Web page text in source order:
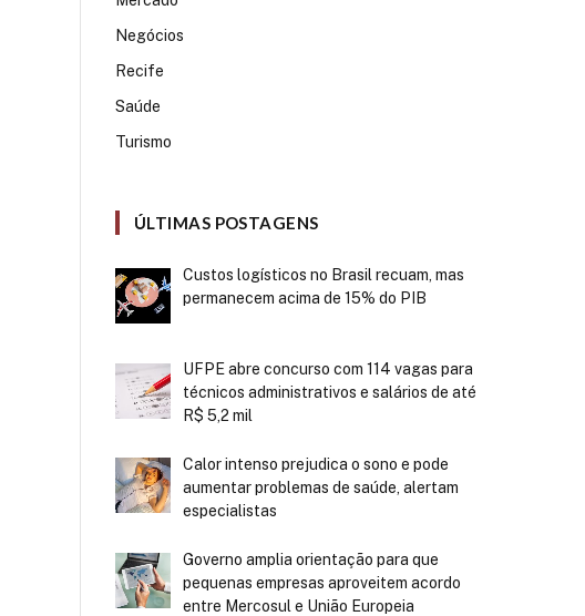
Negócios
Recife
Saúde
Turismo
ÚLTIMAS POSTAGENS
Custos logísticos no Brasil recuam, mas
permanecem acima de 15% do PIB
UFPE abre concurso com 114 vagas para
técnicos administrativos e salários de até
R$ 5,2 mil
Calor intenso prejudica o sono e pode
aumentar problemas de saúde, alertam
especialistas
Governo amplia orientação para que
pequenas empresas aproveitem acordo
entre Mercosul e União Europeia